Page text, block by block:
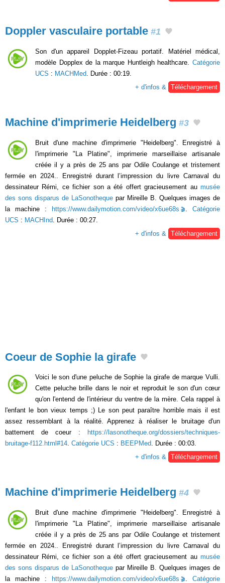
Doppler vasculaire portable #1
Son d'un appareil Dopplet-Fizeau portatif. Matériel médical,
modèle Dopplex de la marque Huntleigh healthcare. Catégorie
UCS : MACHMed . Durée : 00:19.
+ d'infos &
Téléchargement
Machine d'imprimerie Heidelberg #3
Bruit d'une machine d'imprimerie "Heidelberg". Enregistré à
l'imprimerie "La Platine", imprimerie marseillaise artisanale
créée il y a près de 25 ans par Odile Coulange et tristement
fermée en 2024.. Enregistré durant l’impression du livre Carnaval du
dessinateur Rémi, ce fichier son a été offert gracieusement au musée
des sons disparus de LaSonotheque par Mireille B. Quelques images de
la machine : https://www.dailymotion.com/video/x6ue68s
Catégorie
UCS : MACHInd . Durée : 00:27.
+ d'infos &
Téléchargement
Coeur de Sophie la girafe
Voici le son d'une peluche de Sophie la girafe de marque Vulli.
Cette peluche brille dans le noir et reproduit le son d'un cœur
qu'on l'entend de l'intérieur du ventre de la mère. Cela rappel à
l'enfant le bon vieux temps ;) Le son peut paraître horrible mais il est
assez ressemblant à la réalité. Apprenez à réaliser le bruitage d'un
battement de coeur :
https://lasonotheque.org/dossiers/techniques-
bruitage-f112.html#14. Catégorie UCS : BEEPMed. Durée : 00:03.
+ d'infos & Téléchargement
Machine d'imprimerie Heidelberg #4
Bruit d'une machine d'imprimerie "Heidelberg". Enregistré à
l'imprimerie "La Platine", imprimerie marseillaise artisanale
créée il y a près de 25 ans par Odile Coulange et tristement
fermée en 2024.. Enregistré durant l’impression du livre Carnaval du
dessinateur Rémi, ce fichier son a été offert gracieusement au musée
des sons disparus de LaSonotheque par Mireille B. Quelques images de
la machine :
https://www.dailymotion.com/video/x6ue68s
Catégorie